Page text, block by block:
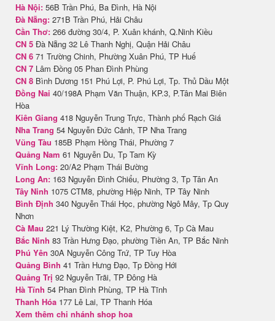
Hà Nội: 56B Trần Phú, Ba Đình, Hà Nội
Đà Nẵng: 271B Trần Phú, Hải Châu
Cần Thơ: 266 đường 30/4, P. Xuân khánh, Q.Ninh Kiều
CN 5 Đà Nẵng 32 Lê Thanh Nghị, Quận Hải Châu
CN 6 71 Trường Chinh, Phường Xuân Phú, TP Huế
CN 7 Lâm Đồng 05 Phan Đình Phùng
CN 8 Bình Dương 151 Phú Lợi, P. Phú Lợi, Tp. Thủ Dầu Một
Đồng Nai 40/198A Phạm Văn Thuận, KP.3, P.Tân Mai Biên
Hòa
Kiên Giang 418 Nguyễn Trung Trực, Thành phố Rạch Giá
Nha Trang 54 Nguyễn Đức Cảnh, TP Nha Trang
Vũng Tàu 185B Phạm Hồng Thái, Phường 7
Quảng Nam 61 Nguyễn Du, Tp Tam Kỳ
Vĩnh Long: 20/A2 Phạm Thái Bường
Long An: 163 Nguyễn Đình Chiểu, Phường 3, Tp Tân An
Tây Ninh 1075 CTM8, phường Hiệp Ninh, TP Tây Ninh
Bình Định 340 Nguyễn Thái Học, phường Ngô Mây, Tp Quy
Nhơn
Cà Mau 221 Lý Thường Kiệt, K2, Phường 6, Tp Cà Mau
Bắc Ninh 83 Trần Hưng Đạo, phường Tiền An, TP Bắc Ninh
Phú Yên 30A Nguyễn Công Trứ, TP Tuy Hòa
Quảng Bình 41 Trần Hưng Đạo, Tp Đồng Hới
Quảng Trị 92 Nguyễn Trãi, TP Đông Hà
Hà Tĩnh 54 Phan Đình Phùng, TP Hà Tĩnh
Thanh Hóa 177 Lê Lai, TP Thanh Hóa
Xem thêm chi nhánh shop hoa